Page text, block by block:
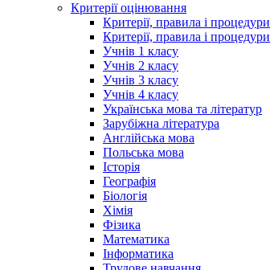
Критерії оцінювання
Критерії, правила і
Критерії, правила і
Учнів 1 класу
Учнів 2 класу
Учнів 3 класу
Учнів 4 класу
Українська мова та літератур
Зарубіжна література
Англійська мова
Польська мова
Історія
Географія
Біологія
Хімія
Фізика
Математика
Інформатика